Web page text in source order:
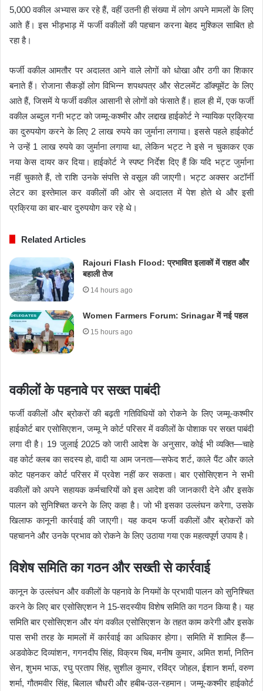
5,000 वकील अभ्यास कर रहे हैं, वहीं उतनी ही संख्या में लोग अपने मामलों के लिए
आते हैं। इस भीड़भाड़ में फर्जी वकीलों की पहचान करना बेहद मुश्किल साबित हो
रहा है।
फर्जी वकील आमतौर पर अदालत आने वाले लोगों को धोखा और ठगी का शिकार
बनाते हैं। रोजाना सैकड़ों लोग विभिन्न शपथपत्र और सेटलमेंट डॉक्यूमेंट के लिए
आते हैं, जिसमें ये फर्जी वकील आसानी से लोगों को फंसाते हैं। हाल ही में, एक फर्जी
वकील अब्दुल गनी भट्ट को जम्मू-कश्मीर और लद्दाख हाईकोर्ट ने न्यायिक प्रक्रिया
का दुरुपयोग करने के लिए 2 लाख रुपये का जुर्माना लगाया। इससे पहले हाईकोर्ट
ने उन्हें 1 लाख रुपये का जुर्माना लगाया था, लेकिन भट्ट ने इसे न चुकाकर एक
नया केस दायर कर दिया। हाईकोर्ट ने स्पष्ट निर्देश दिए हैं कि यदि भट्ट जुर्माना
नहीं चुकाते हैं, तो राशि उनके संपत्ति से वसूल की जाएगी। भट्ट अक्सर अटॉर्नी
लेटर का इस्तेमाल कर वकीलों की ओर से अदालत में पेश होते थे और इसी
प्रक्रिया का बार-बार दुरुपयोग कर रहे थे।
Related Articles
Rajouri Flash Flood: प्रभावित इलाकों में राहत और
बहाली तेज
14 hours ago
Women Farmers Forum: Srinagar में नई पहल
15 hours ago
वकीलों के पहनावे पर सख्त पाबंदी
फर्जी वकीलों और ब्रोकरों की बढ़ती गतिविधियों को रोकने के लिए जम्मू-कश्मीर
हाईकोर्ट बार एसोसिएशन, जम्मू ने कोर्ट परिसर में वकीलों के पोशाक पर सख्त पाबंदी
लगा दी है। 19 जुलाई 2025 को जारी आदेश के अनुसार, कोई भी व्यक्ति—चाहे
वह कोर्ट क्लब का सदस्य हो, वादी या आम जनता—सफेद शर्ट, काले पैंट और काले
कोट पहनकर कोर्ट परिसर में प्रवेश नहीं कर सकता। बार एसोसिएशन ने सभी
वकीलों को अपने सहायक कर्मचारियों को इस आदेश की जानकारी देने और इसके
पालन को सुनिश्चित करने के लिए कहा है। जो भी इसका उल्लंघन करेगा, उसके
खिलाफ कानूनी कार्रवाई की जाएगी। यह कदम फर्जी वकीलों और ब्रोकरों को
पहचानने और उनके प्रभाव को रोकने के लिए उठाया गया एक महत्वपूर्ण उपाय है।
विशेष समिति का गठन और सख्ती से कार्रवाई
कानून के उल्लंघन और वकीलों के पहनावे के नियमों के प्रभावी पालन को सुनिश्चित
करने के लिए बार एसोसिएशन ने 15-सदस्यीय विशेष समिति का गठन किया है। यह
समिति बार एसोसिएशन और यंग वकील एसोसिएशन के तहत काम करेगी और इसके
पास सभी तरह के मामलों में कार्रवाई का अधिकार होगा। समिति में शामिल हैं—
अडवोकेट दिव्यांशन, गगनदीप सिंह, विक्रम चिब, मनीष कुमार, अमित शर्मा, नितिन
सेन, शुभम भाऊ, रघु प्रताप सिंह, सुशील कुमार, रविंद्र जोहल, ईशान शर्मा, वरुण
शर्मा, गौतमवीर सिंह, बिलाल चौधरी और हबीब-उल-रहमान। जम्मू-कश्मीर हाईकोर्ट